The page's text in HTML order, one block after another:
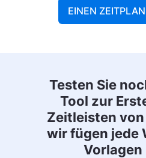
EINEN
Testen Sie
Tool zur
Zeitleisten
wir fügen jede
Vorlagen